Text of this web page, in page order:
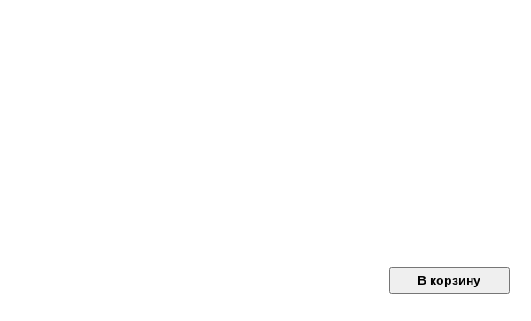
В корзину